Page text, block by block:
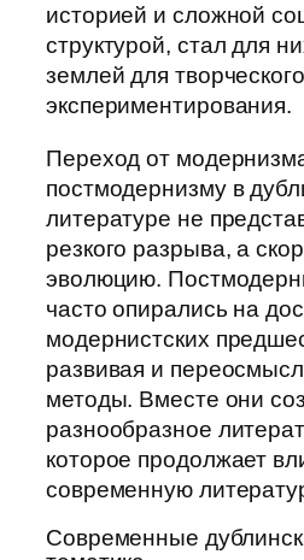
историей и сложной
структурой, стал для
землей для творческого
экспериментирования.
Переход от
постмодернизму в
литературе не
резкого разрыва, а
эволюцию.
часто опирались на
модернистских
развивая и
методы. Вместе они
разнообразное
которое продолжает
современную
Современные